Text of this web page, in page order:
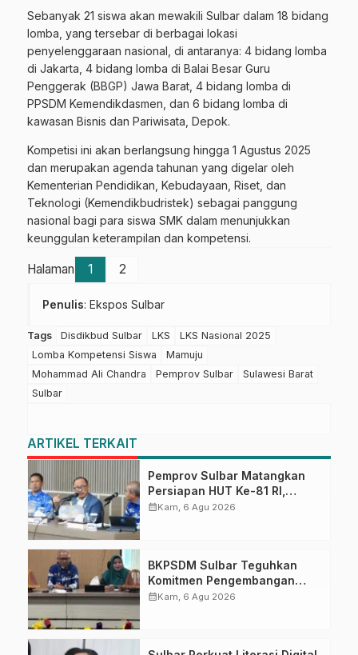
Sebanyak 21 siswa akan mewakili Sulbar dalam 18 bidang
lomba, yang tersebar di berbagai lokasi
penyelenggaraan nasional, di antaranya: 4 bidang lomba
di Jakarta, 4 bidang lomba di Balai Besar Guru
Penggerak (BBGP) Jawa Barat, 4 bidang lomba di
PPSDM Kemendikdasmen, dan 6 bidang lomba di
kawasan Bisnis dan Pariwisata, Depok.
Kompetisi ini akan berlangsung hingga 1 Agustus 2025
dan merupakan agenda tahunan yang digelar oleh
Kementerian Pendidikan, Kebudayaan, Riset, dan
Teknologi (Kemendikbudristek) sebagai panggung
nasional bagi para siswa SMK dalam menunjukkan
keunggulan keterampilan dan kompetensi.
Halaman 1 2
Penulis: Ekspos Sulbar
Tags Disdikbud Sulbar LKS
LKS Nasional 2025
Lomba Kompetensi Siswa
Mamuju
Mohammad Ali Chandra
Pemprov Sulbar
Sulawesi Barat
Sulbar
ARTIKEL TERKAIT
Pemprov Sulbar Matangkan
Persiapan HUT Ke-81 RI,
Puncak Upacara di Lapangan
calendar_monthKam, 6 Agu 2026
BKPSDM Sulbar Teguhkan
Komitmen Pengembangan
Kompetensi ASN melalui
calendar_monthKam, 6 Agu 2026